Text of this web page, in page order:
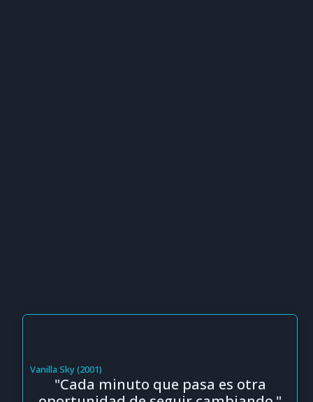
Vanilla Sky (2001)
"Cada minuto que pasa es otra